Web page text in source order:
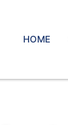
HOME